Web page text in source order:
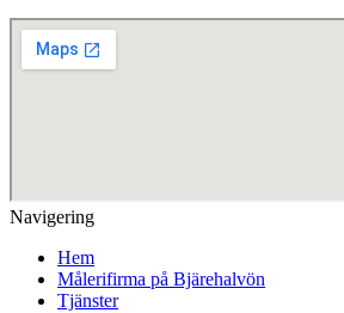
Navigering
Hem
Målerifirma på Bjärehalvön
Tjänster